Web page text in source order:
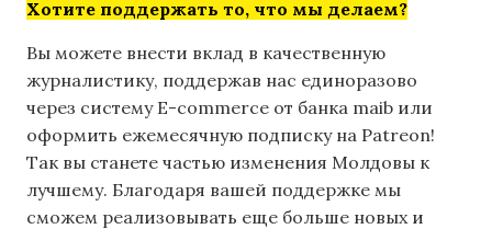
Хотите поддержать то, что мы делаем?
Вы можете внести вклад в качественную
журналистику, поддержав нас единоразово
через систему E-commerce от банка maib или
оформить ежемесячную подписку на Patreon!
Так вы станете частью изменения Молдовы к
лучшему. Благодаря вашей поддержке мы
сможем реализовывать еще больше новых и